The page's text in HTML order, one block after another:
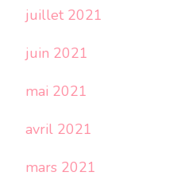
juillet 2021
juin 2021
mai 2021
avril 2021
mars 2021